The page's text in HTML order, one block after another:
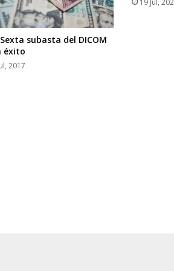
Sexta subasta del DICOM
éxito
2017
19 Jul,